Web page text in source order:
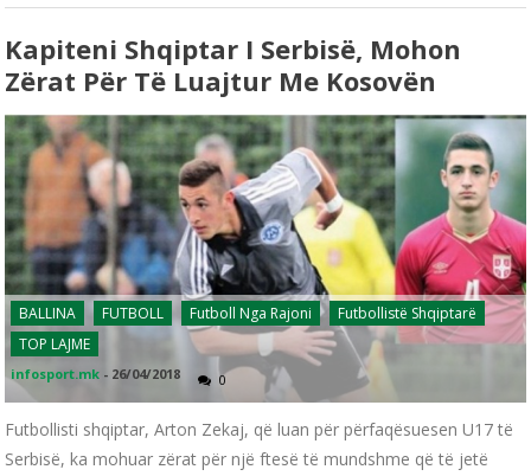
Kapiteni Shqiptar I Serbisë, Mohon
Zërat Për Të Luajtur Me Kosovën
BALLINA FUTBOLL Futboll Nga Rajoni
Futbollistë Shqiptarë
TOP LAJME
infosport.mk - 26/04/2018 0
Futbollisti shqiptar, Arton Zekaj, që luan për përfaqësuesen U17 të
Serbisë, ka mohuar zërat për një ftesë të mundshme që të jetë